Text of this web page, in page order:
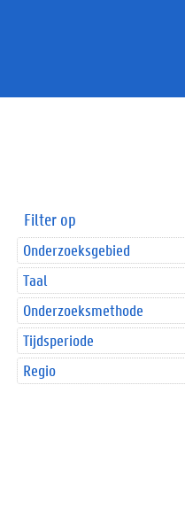
Filter op
Onderzoeksgebied
Taal
Onderzoeksmethode
Tijdsperiode
Regio